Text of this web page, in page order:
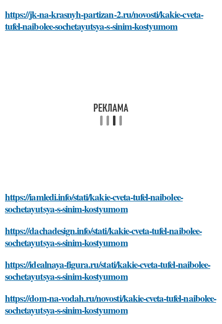
https://jk-na-krasnyh-partizan-2.ru/novosti/kakie-cveta-
tufel-naibolee-sochetayutsya-s-sinim-kostyumom
https://iamledi.info/stati/kakie-cveta-tufel-naibolee-
sochetayutsya-s-sinim-kostyumom
https://dachadesign.info/stati/kakie-cveta-tufel-naibolee-
sochetayutsya-s-sinim-kostyumom
https://idealnaya-figura.ru/stati/kakie-cveta-tufel-naibolee-
sochetayutsya-s-sinim-kostyumom
https://dom-na-vodah.ru/novosti/kakie-cveta-tufel-naibolee-
sochetayutsya-s-sinim-kostyumom